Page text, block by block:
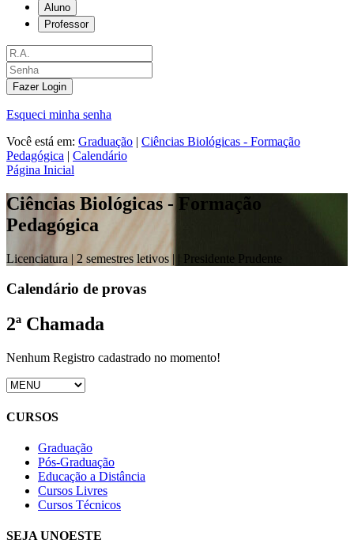
Aluno
Professor
Fazer Login
Esqueci minha senha
Você está em: Graduação | Ciências Biológicas - Formação
Pedagógica | Calendário
Página Inicial
Ciências Biológicas - Formação
Pedagógica
Licenciatura | 2 semestres letivos | | Presidente Prudente
Calendário de provas
2ª Chamada
Nenhum Registro cadastrado no momento!
CURSOS
Graduação
Pós-Graduação
Educação a Distância
Cursos Livres
Cursos Técnicos
SEJA UNOESTE